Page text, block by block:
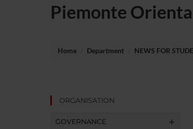
Piemonte
Home Department NEWS FOR
ORGANISATION
GOVERNANCE